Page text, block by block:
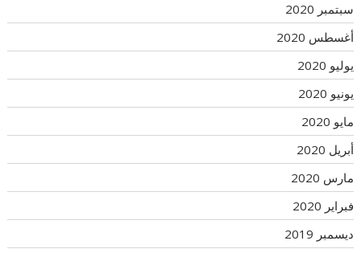
سبتمبر 2020
أغسطس 2020
يوليو 2020
يونيو 2020
مايو 2020
أبريل 2020
مارس 2020
فبراير 2020
ديسمبر 2019